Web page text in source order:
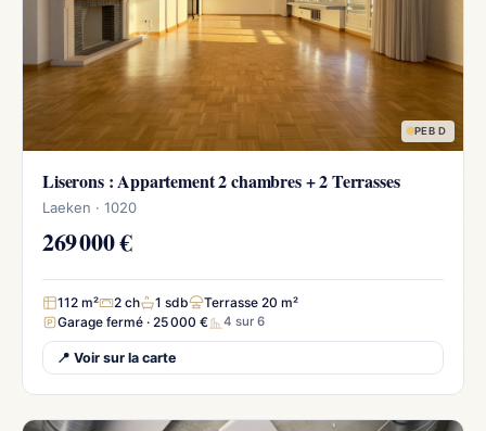
PEB D
Liserons : Appartement 2 chambres + 2 Terrasses
Laeken · 1020
269 000 €
112 m² 2 ch 1 sdb
Terrasse 20 m²
Garage fermé · 25 000 €
4 sur 6
📍 Voir sur la carte